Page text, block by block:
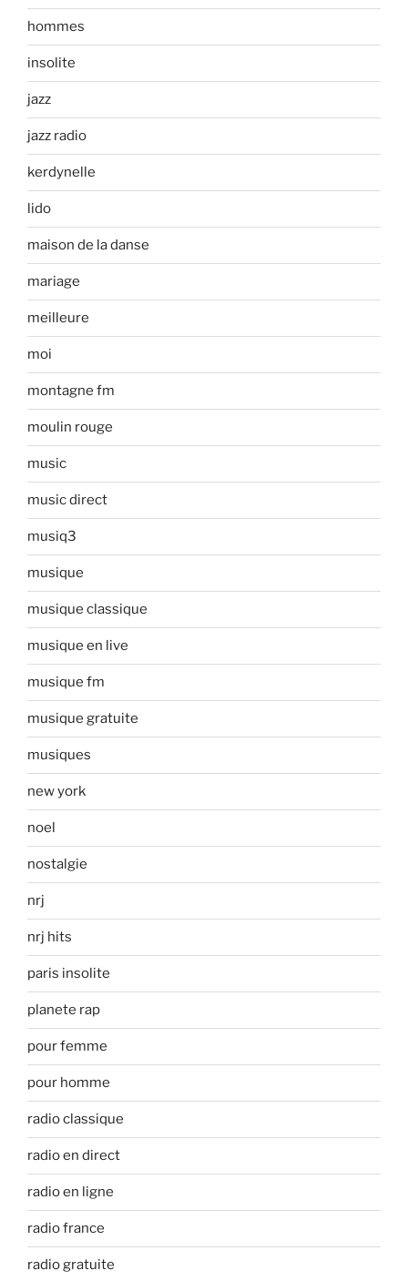
hommes
insolite
jazz
jazz radio
kerdynelle
lido
maison de la danse
mariage
meilleure
moi
montagne fm
moulin rouge
music
music direct
musiq3
musique
musique classique
musique en live
musique fm
musique gratuite
musiques
new york
noel
nostalgie
nrj
nrj hits
paris insolite
planete rap
pour femme
pour homme
radio classique
radio en direct
radio en ligne
radio france
radio gratuite